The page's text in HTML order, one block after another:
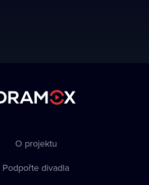
O projektu
Podpořte divadla